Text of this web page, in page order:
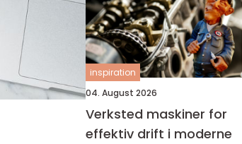
inspiration
04. August 2026
Verksted maskiner for
effektiv drift i moderne